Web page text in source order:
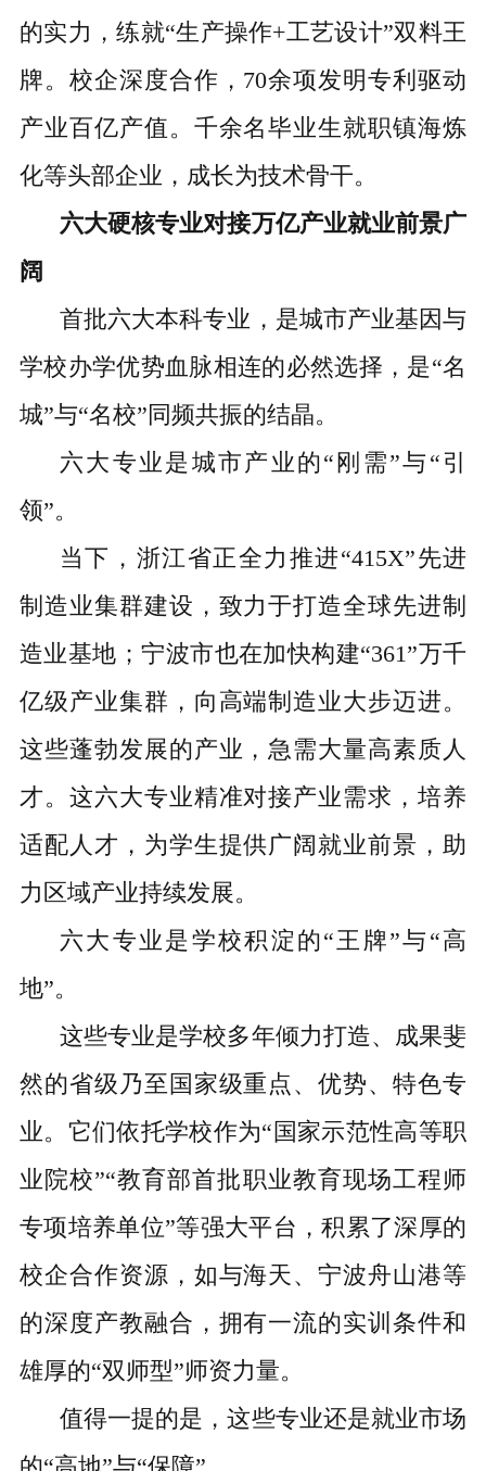
的实力，练就“生产操作+工艺设计”双料王
牌。校企深度合作，70余项发明专利驱动
产业百亿产值。千余名毕业生就职镇海炼
化等头部企业，成长为技术骨干。
六大硬核专业对接万亿产业就业前景广
阔
首批六大本科专业，是城市产业基因与
学校办学优势血脉相连的必然选择，是“名
城”与“名校”同频共振的结晶。
六大专业是城市产业的“刚需”与“引
领”。
当下，浙江省正全力推进“415X”先进
制造业集群建设，致力于打造全球先进制
造业基地；宁波市也在加快构建“361”万千
亿级产业集群，向高端制造业大步迈进。
这些蓬勃发展的产业，急需大量高素质人
才。这六大专业精准对接产业需求，培养
适配人才，为学生提供广阔就业前景，助
力区域产业持续发展。
六大专业是学校积淀的“王牌”与“高
地”。
这些专业是学校多年倾力打造、成果斐
然的省级乃至国家级重点、优势、特色专
业。它们依托学校作为“国家示范性高等职
业院校”“教育部首批职业教育现场工程师
专项培养单位”等强大平台，积累了深厚的
校企合作资源，如与海天、宁波舟山港等
的深度产教融合，拥有一流的实训条件和
雄厚的“双师型”师资力量。
值得一提的是，这些专业还是就业市场